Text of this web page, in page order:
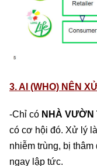
3. AI (WHO) NÊN
-Chỉ có NHÀ VƯỜN
có cơ hội đó. Xử lý
nhiễm trùng, bị
ngay lập tức.